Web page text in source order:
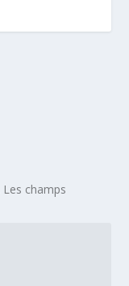
Les champs